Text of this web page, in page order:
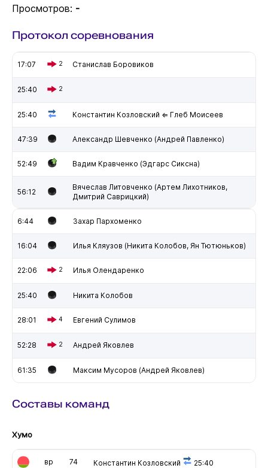
Просмотров: -
Протокол соревнования
17:07 2 Станислав Боровиков
25:40 2
25:40 Константин Козловский ⇐ Глеб Моисеев
47:39 Александр Шевченко (Андрей Павленко)
52:49 Вадим Кравченко (Эдгарс Сиксна)
56:12
Вячеслав Литовченко (Артем Лихотников,
Дмитрий Саврицкий)
6:44 Захар Пархоменко
16:04 Илья Кляузов (Никита Колобов, Ян Тютюньков)
22:06 2 Илья Олендаренко
25:40 Никита Колобов
28:01 4 Евгений Сулимов
52:28 2 Андрей Яковлев
61:35 Максим Мусоров (Андрей Яковлев)
Составы команд
Хумо
вр 74 Константин Козловский 25:40